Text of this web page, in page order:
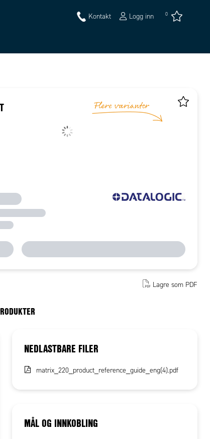
Kontakt Logg inn 0
Lagre som PDF
NEDLASTBARE FILER
matrix_220_product_reference_guide_eng(4).pdf
MÅL OG INNKOBLING